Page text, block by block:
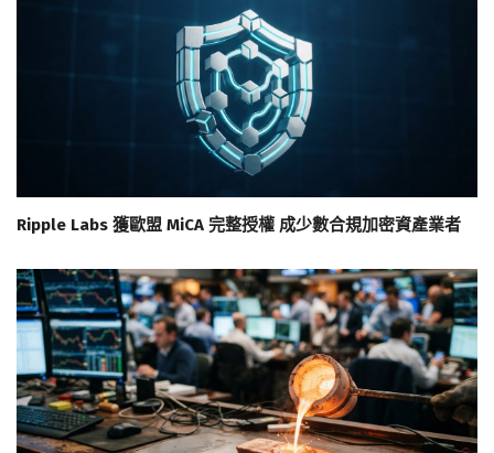
Ripple Labs 獲歐盟 MiCA 完整授權 成少數合規加密資產業者